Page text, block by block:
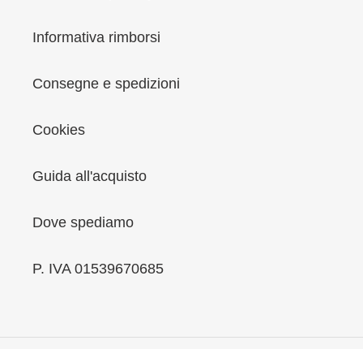
Informativa rimborsi
Consegne e spedizioni
Cookies
Guida all'acquisto
Dove spediamo
P. IVA 01539670685